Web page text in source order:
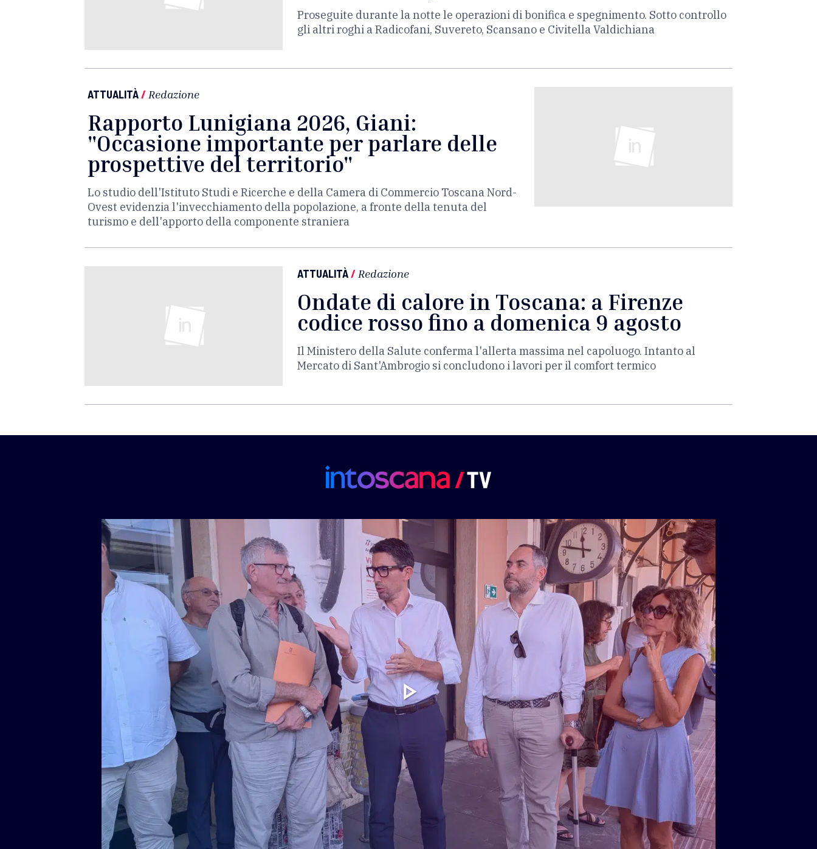
Proseguite durante la notte le operazioni di bonifica e spegnimento. Sotto controllo
gli altri roghi a Radicofani, Suvereto, Scansano e Civitella Valdichiana
ATTUALITÀ/ Redazione
Rapporto Lunigiana 2026, Giani:
"Occasione importante per parlare delle
prospettive del territorio"
Lo studio dell'Istituto Studi e Ricerche e della Camera di Commercio Toscana Nord-
Ovest evidenzia l'invecchiamento della popolazione, a fronte della tenuta del
turismo e dell'apporto della componente straniera
ATTUALITÀ/ Redazione
Ondate di calore in Toscana: a Firenze
codice rosso fino a domenica 9 agosto
Il Ministero della Salute conferma l'allerta massima nel capoluogo. Intanto al
Mercato di Sant'Ambrogio si concludono i lavori per il comfort termico